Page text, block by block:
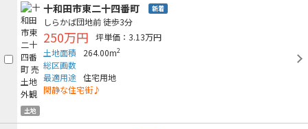
土地
十和田市東二十四番町 新着
しらかば団地前徒歩3分
250万円
坪単価：3.13万円
土地面積
264.00m2
総区画数
最適用途 住宅用地
閑静な住宅街♪